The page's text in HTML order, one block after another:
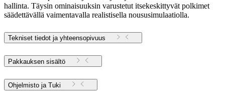
hallinta. Täysin ominaisuuksin varustetut itsekeskittyvät polkimet
säädettävällä vaimentavalla realistisella noususimulaatiolla.
Tekniset tiedot ja yhteensopivuus
Pakkauksen sisältö
Ohjelmisto ja Tuki